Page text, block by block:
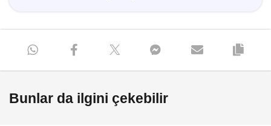
Bunlar da ilgini çekebilir